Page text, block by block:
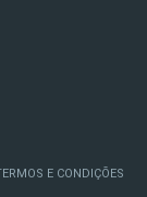
E CONDIÇÕES